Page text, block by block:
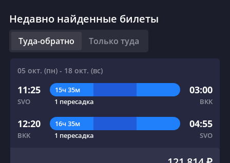
Недавно найденные билеты
Туда-обратно Только туда
05 окт. (пн) - 18 окт. (вс)
11:25
SVO
15ч 35м
1 пересадка
03:00
BKK
12:20
BKK
16ч 35м
1 пересадка
04:55
SVO